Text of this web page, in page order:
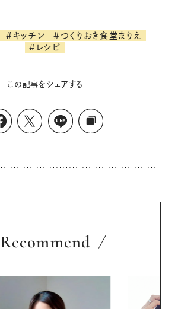
#キッチン
#つくりおき食堂まりえ
#レシピ
この記事をシェアする
Recommend